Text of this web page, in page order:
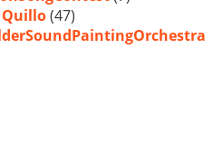
(47)